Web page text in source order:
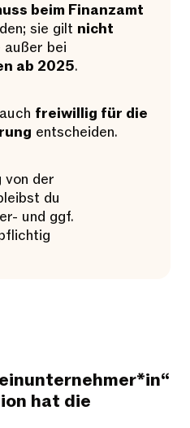
beim Finanzamt
sie gilt nicht
außer bei
ab 2025.
freiwillig für die
entscheiden.
der
du
und ggf.
hat die